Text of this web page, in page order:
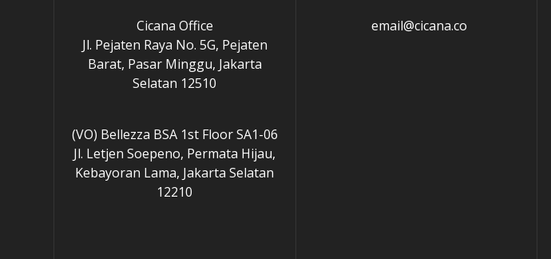
Cicana Office
Jl. Pejaten Raya No. 5G, Pejaten
Barat, Pasar Minggu, Jakarta
Selatan 12510
(VO) Bellezza BSA 1st Floor SA1-06
Jl. Letjen Soepeno, Permata Hijau,
Kebayoran Lama, Jakarta Selatan
12210
email@cicana.co